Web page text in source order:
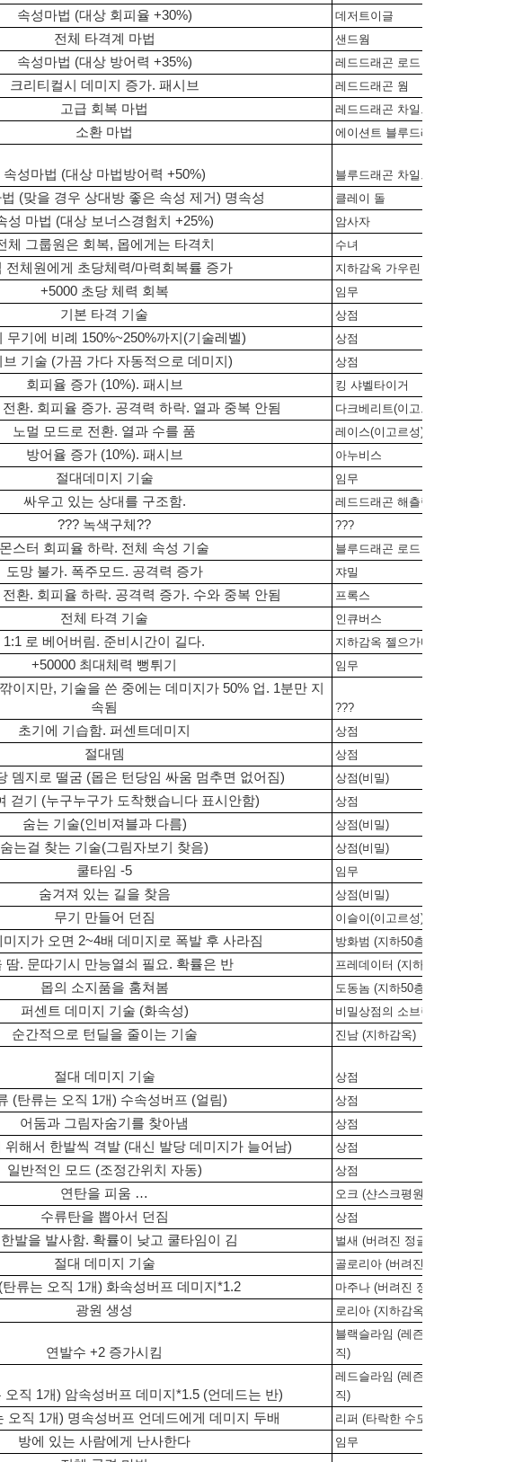
속성마법 (대상 회피율 +30%) 데저트이글
전체 타격계 마법 샌드웜
속성마법 (대상 방어력 +35%) 레드드래곤 로드
크리티컬시 데미지 증가. 패시브 레드드래곤 웜
고급 회복 마법 레드드래곤 차일드
소환 마법 에이션트 블루드래곤
속성마법 (대상 마법방어력 +50%) 블루드래곤 차일드
(맞을 경우 상대방 좋은 속성 제거) 명속성 클레이 돌
성 마법 (대상 보너스경험치 +25%) 암사자
체 그룹원은 회복, 몹에게는 타격치 수녀
전체원에게 초당체력/마력회복률 증가 지하감옥 가우린
+5000 초당 체력 회복 임무
기본 타격 기술 상점
무기에 비례 150%~250%까지(기술레벨) 상점
브 기술 (가끔 가다 자동적으로 데미지) 상점
회피율 증가 (10%). 패시브 킹 샤벨타이거
환. 회피율 증가. 공격력 하락. 열과 중복 안됨 다크베리트(이고르성)
노멀 모드로 전환. 열과 수를 품 레이스(이고르성)
방어율 증가 (10%). 패시브 아누비스
절대데미지 기술 임무
싸우고 있는 상대를 구조함. 레드드래곤 해츨링
??? 녹색구체?? ???
몬스터 회피율 하락. 전체 속성 기술 블루드래곤 로드
도망 불가. 폭주모드. 공격력 증가 쟈밀
환. 회피율 하락. 공격력 증가. 수와 중복 안됨 프록스
전체 타격 기술 인큐버스
1:1 로 베어버림. 준비시간이 길다. 지하감옥 젤으가디스
+50000 최대체력 뻥튀기 임무
이지만, 기술을 쓴 중에는 데미지가 50% 업. 1분만 지
속됨
???
초기에 기습함. 퍼센트데미지 상점
절대뎀 상점
뎀지로 떨굼 (몹은 턴당임 싸움 멈추면 없어짐) 상점(비밀)
걷기 (누구누구가 도착했습니다 표시안함) 상점
숨는 기술(인비져블과 다름) 상점(비밀)
숨는걸 찾는 기술(그림자보기 찾음) 상점(비밀)
쿨타임 -5 임무
숨겨져 있는 길을 찾음 상점(비밀)
무기 만들어 던짐 이슬이(이고르성)
미지가 오면 2~4배 데미지로 폭발 후 사라짐 방화범 (지하50층)
땀. 문따기시 만능열쇠 필요. 확률은 반 프레데이터 (지하50층)
몹의 소지품을 훔쳐봄 도동놈 (지하50층)
퍼센트 데미지 기술 (화속성) 비밀상점의 소브렌이 판매
순간적으로 턴딜을 줄이는 기술 진남 (지하감옥)
절대 데미지 기술 상점
(탄류는 오직 1개) 수속성버프 (얼림) 상점
어둠과 그림자숨기를 찾아냄 상점
위해서 한발씩 격발 (대신 발당 데미지가 늘어남) 상점
일반적인 모드 (조정간위치 자동) 상점
연탄을 피움 … 오크 (샨스크평원)
수류탄을 뽑아서 던짐 상점
발을 발사함. 확률이 낮고 쿨타임이 김 벌새 (버려진 정글)
절대 데미지 기술 골로리아 (버려진 정글)
탄류는 오직 1개) 화속성버프 데미지*1.2 마주나 (버려진 정글)
광원 생성 로리아 (지하감옥 50층)
연발수 +2 증가시킴
블랙슬라임 (레즌 오브 매
직)
오직 1개) 암속성버프 데미지*1.5 (언데드는 반)
레드슬라임 (레즌 오브 매
직)
오직 1개) 명속성버프 언데드에게 데미지 두배 리퍼 (타락한 수도원)
방에 있는 사람에게 난사한다
임무